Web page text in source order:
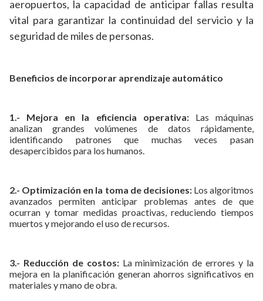
aeropuertos, la capacidad de anticipar fallas resulta
vital para garantizar la continuidad del servicio y la
seguridad de miles de personas.
Beneficios de incorporar aprendizaje automático
1.- Mejora en la eficiencia operativa: Las máquinas
analizan grandes volúmenes de datos rápidamente,
identificando patrones que muchas veces pasan
desapercibidos para los humanos.
2.- Optimización en la toma de decisiones: Los algoritmos
avanzados permiten anticipar problemas antes de que
ocurran y tomar medidas proactivas, reduciendo tiempos
muertos y mejorando el uso de recursos.
3.- Reducción de costos: La minimización de errores y la
mejora en la planificación generan ahorros significativos en
materiales y mano de obra.